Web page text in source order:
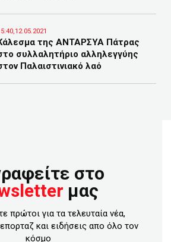
της ΑΝΤΑΡΣΥΑ Πάτρας
συλλαλητήριο αλληλεγγύης
Παλαιστινιακό λαό
στο
μας
πρώτοι για τα τελευταία νέα,
και ειδήσεις απο όλο τον
κόσμο